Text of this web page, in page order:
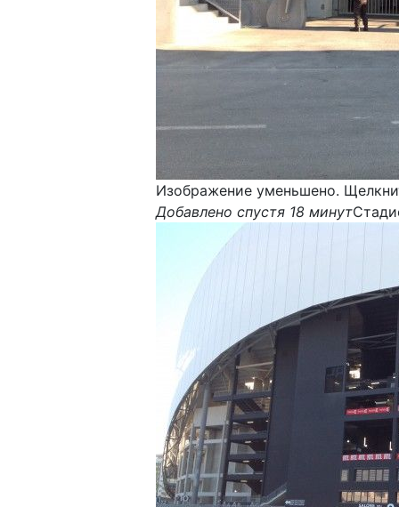
Изображение уменьшено.
Добавлено спустя 18 минут